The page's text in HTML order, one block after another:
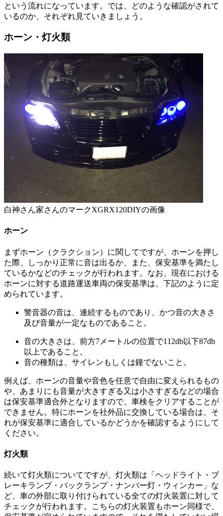
という流れになっています。では、どのような確認がされて
いるのか、それぞれ見ていきましょう。
ホーン・灯火類
白神さん家さんのマークXGRX120DIYの画像
ホーン
まずホーン（クラクション）に関してですが、ホーンを押し
た際、しっかり正常に音は出るか、また、保安基準を満たし
ているかなどのチェックが行われます。なお、現在における
ホーンに対する道路運送車両の保安基準は、下記のように定
められています。
警音器の音は、連続するものであり、かつ音の大きさ
及び音量が一定なものであること。
音の大きさは、前方7メートルの位置で112db以下87db
以上であること。
音の種類は、サイレンもしくは鐘でないこと。
例えば、ホーンの音量や音色を任意で自由に変えられるもの
や、あまりにも音量が大きすぎる又は小さすぎるなどの場合
は保安基準適合外となりますので、車検をクリアすることが
できません。特にホーンを社外品に交換している場合は、そ
れが保安基準に適合しているかどうかを確認するようにして
ください。
灯火類
続いて灯火類についてですが、灯火類は「ヘッドライト・ブ
レーキランプ・バックランプ・ナンバー灯・ウィンカー」な
ど、車の外部に取り付けられている全ての灯火装置に対して
チェックが行われます。こちらの灯火装置もホーン同様で、